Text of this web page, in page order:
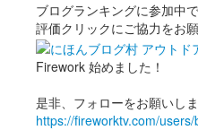
ブログランキングに参加中で
評価クリックにご協力をお
Firework 始めました！
是非、フォローをお願いし
https://fireworktv.com/